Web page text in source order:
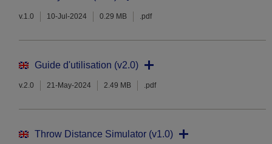
v.1.0 10-Jul-2024 0.29 MB .pdf
Guide d'utilisation (v2.0)
v.2.0 21-May-2024 2.49 MB .pdf
Throw Distance Simulator (v1.0)